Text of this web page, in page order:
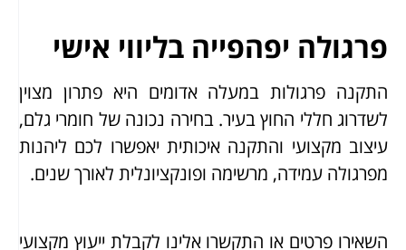
פרגולה יפהפייה בליווי אישי
התקנה פרגולות במעלה אדומים היא פתרון מצוין
לשדרוג חללי החוץ בעיר. בחירה נכונה של חומרי גלם,
עיצוב מקצועי והתקנה איכותית יאפשרו לכם ליהנות
מפרגולה עמידה, מרשימה ופונקציונלית לאורך שנים.
השאירו פרטים או התקשרו אלינו לקבלת ייעוץ מקצועי